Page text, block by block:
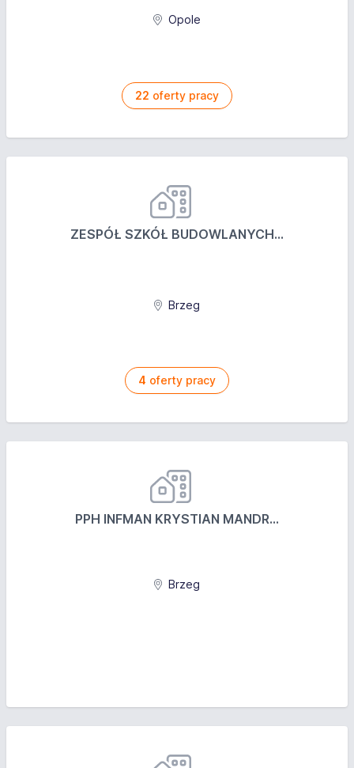
Opole
22 oferty pracy
ZESPÓŁ SZKÓŁ BUDOWLANYCH...
Brzeg
4 oferty pracy
PPH INFMAN KRYSTIAN MANDR...
Brzeg